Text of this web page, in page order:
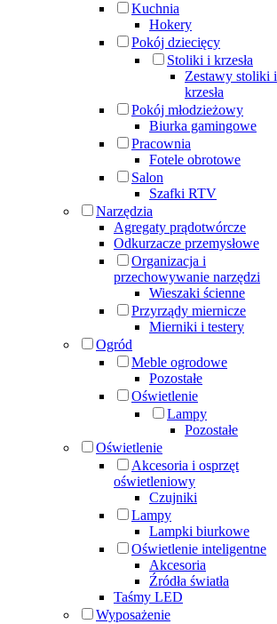
Kuchnia
Hokery
Pokój dziecięcy
Stoliki i krzesła
Zestawy stoliki i
krzesła
Pokój młodzieżowy
Biurka gamingowe
Pracownia
Fotele obrotowe
Salon
Szafki RTV
Narzędzia
Agregaty prądotwórcze
Odkurzacze przemysłowe
Organizacja i
przechowywanie narzędzi
Wieszaki ścienne
Przyrządy miernicze
Mierniki i testery
Ogród
Meble ogrodowe
Pozostałe
Oświetlenie
Lampy
Pozostałe
Oświetlenie
Akcesoria i osprzęt
oświetleniowy
Czujniki
Lampy
Lampki biurkowe
Oświetlenie inteligentne
Akcesoria
Źródła światła
Taśmy LED
Wyposażenie